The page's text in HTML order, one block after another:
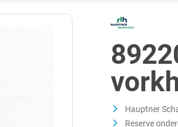
Hauptner
Reserve